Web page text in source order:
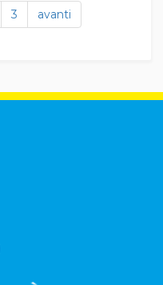
3
avanti